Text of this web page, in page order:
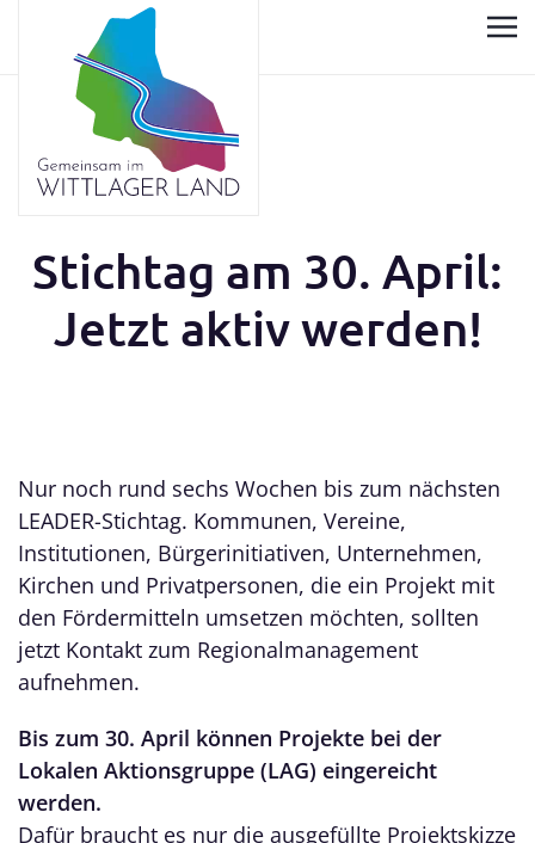
Stichtag am 30. April:
Jetzt aktiv werden!
Nur noch rund sechs Wochen bis zum nächsten
LEADER-Stichtag. Kommunen, Vereine,
Institutionen, Bürgerinitiativen, Unternehmen,
Kirchen und Privatpersonen, die ein Projekt mit
den Fördermitteln umsetzen möchten, sollten
jetzt Kontakt zum Regionalmanagement
aufnehmen.
Bis zum 30. April können Projekte bei der
Lokalen Aktionsgruppe (LAG) eingereicht
werden.
Dafür braucht es nur die ausgefüllte Projektskizze